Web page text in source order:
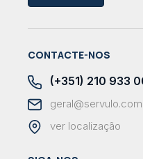
CONTACTE-NOS
(+351) 210 933
geral@servulo.com
ver localização